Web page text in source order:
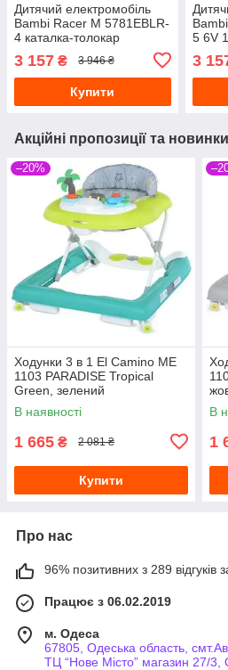
Дитячий електромобіль
Bambi Racer M 5781EBLR-
4 каталка-толокар
3 157 ₴ 3 946 ₴
Купити
5 6V
3
Акційні пропозиції та новинки
–20%
Ходунки 3 в 1 El Camino ME
1103 PARADISE Tropical
Green, зелений
В наявності
1 665 ₴ 2 081 ₴
Купити
В
1
Про нас
96% позитивних з 289 відгуків
Працює з 06.02.2019
м. Одеса
67805, Одеська область,
ТЦ “Нове Місто” магазин 27/3,